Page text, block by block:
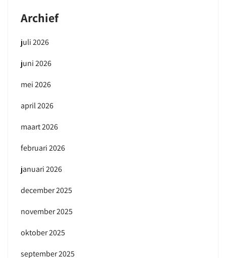
Archief
juli 2026
juni 2026
mei 2026
april 2026
maart 2026
februari 2026
januari 2026
december 2025
november 2025
oktober 2025
september 2025